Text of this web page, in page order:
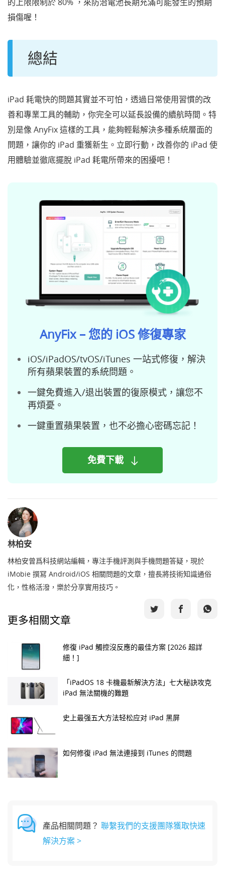
損傷喔！
總結
iPad 耗電快的問題其實並不可怕，透過日常使用習慣的改
善和專業工具的輔助，你完全可以延長設備的續航時間。特
別是像 AnyFix 這樣的工具，能夠輕鬆解決多種系統層面的
問題，讓你的 iPad 重獲新生。立即行動，改善你的 iPad 使
用體驗並徹底擺脫 iPad 耗電所帶來的困擾吧！
AnyFix – 您的 iOS 修復專家
iOS/iPadOS/tvOS/iTunes 一站式修復，解決
所有蘋果裝置的系統問題。
一鍵免費進入/退出裝置的復原模式，讓您不
再煩憂。
一鍵重置蘋果裝置，也不必擔心密碼忘記！
免費下載
林柏安
林柏安曾爲科技網站編輯，專注手機評測與手機問題答疑，現於
iMobie 撰冩 Android/iOS 相關問題的文章，擅長將技術知識通俗
化，性格活潑，樂於分享實用技巧。
更多相關文章
修復 iPad 觸控沒反應的最佳方案 [2026 超詳
細！]
「iPadOS 18 卡機最新解決方法」七大秘訣攻克
iPad 無法關機的難題
史上最强五大方法轻松应对 iPad 黑屏
如何修復 iPad 無法連接到 iTunes 的問題
產品相關問題？ 聯繫我們的支援團隊獲取快速
解決方案 >